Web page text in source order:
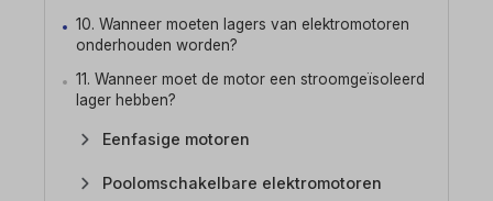
10. Wanneer moeten lagers van elektromotoren
onderhouden worden?
11. Wanneer moet de motor een stroomgeïsoleerd
lager hebben?
Eenfasige motoren
Poolomschakelbare elektromotoren